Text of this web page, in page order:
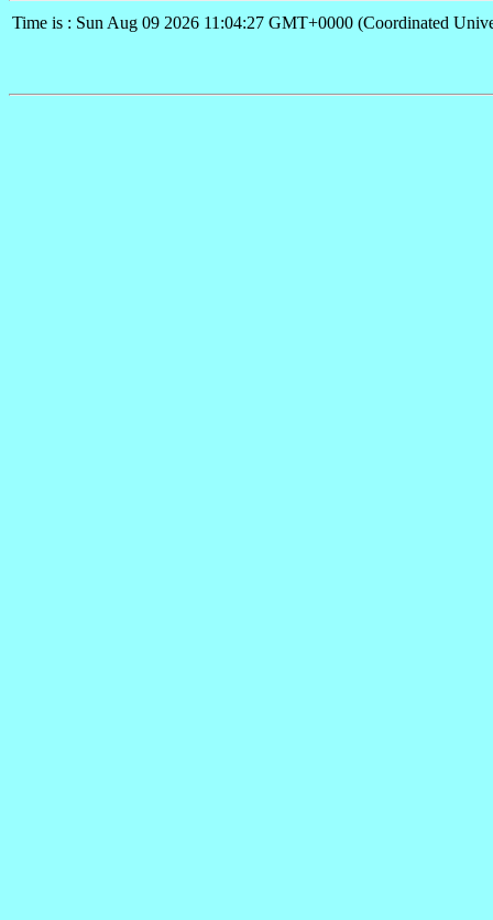
Time is : Sun Aug 09 2026 11:04:27 GMT+0000 (Coordinated